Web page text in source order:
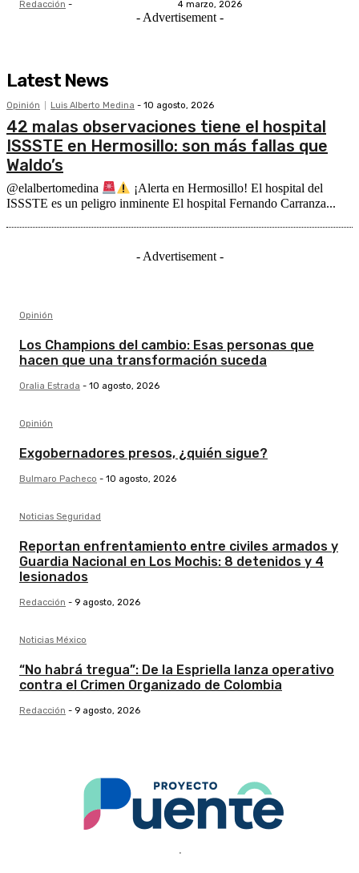
Redacción - 4 marzo, 2026
- Advertisement -
Latest News
Opinión Luis Alberto Medina - 10 agosto, 2026
42 malas observaciones tiene el hospital
ISSSTE en Hermosillo: son más fallas que
Waldo’s
@elalbertomedina
¡Alerta en Hermosillo! El hospital del
ISSSTE es un peligro inminente El hospital Fernando Carranza...
- Advertisement -
Opinión
Los Champions del cambio: Esas personas que
hacen que una transformación suceda
Oralia Estrada - 10 agosto, 2026
Opinión
Exgobernadores presos, ¿quién sigue?
Bulmaro Pacheco - 10 agosto, 2026
Noticias Seguridad
Reportan enfrentamiento entre civiles armados y
Guardia Nacional en Los Mochis: 8 detenidos y 4
lesionados
Redacción - 9 agosto, 2026
Noticias México
“No habrá tregua”: De la Espriella lanza operativo
contra el Crimen Organizado de Colombia
Redacción - 9 agosto, 2026
.